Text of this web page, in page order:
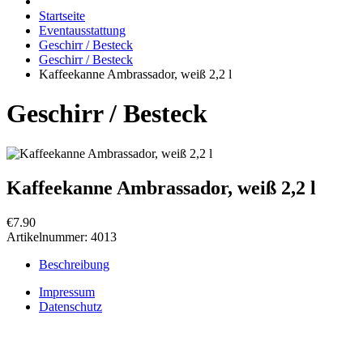
Startseite
Eventausstattung
Geschirr / Besteck
Geschirr / Besteck
Kaffeekanne Ambrassador, weiß 2,2 l
Geschirr / Besteck
Kaffeekanne Ambrassador, weiß 2,2 l
€7.90
Artikelnummer: 4013
Beschreibung
Impressum
Datenschutz